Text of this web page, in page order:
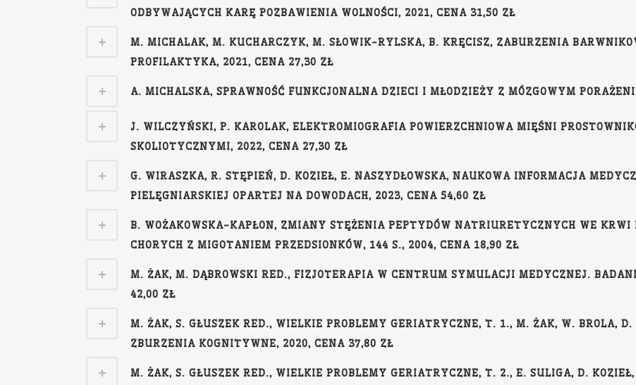
ODBYWAJĄCYCH KARĘ POZBAWIENIA WOLNOŚCI, 2021, CENA 31,50 ZŁ
M. MICHALAK, M. KUCHARCZYK, M. SŁOWIK-RYLSKA, B. KRĘCISZ, ZABURZENIA
PROFILAKTYKA, 2021, CENA 27,30 ZŁ
A. MICHALSKA, SPRAWNOŚĆ FUNKCJONALNA DZIECI I MŁODZIEŻY Z MÓZGOWYM
J. WILCZYŃSKI, P. KAROLAK, ELEKTROMIOGRAFIA POWIERZCHNIOWA MIĘŚNI
SKOLIOTYCZNYMI, 2022, CENA 27,30 ZŁ
G. WIRASZKA, R. STĘPIEŃ, D. KOZIEŁ, E. NASZYDŁOWSKA, NAUKOWA INFORMACJA
PIELĘGNIARSKIEJ OPARTEJ NA DOWODACH, 2023, CENA 54,60 ZŁ
B. WOŻAKOWSKA-KAPŁON, ZMIANY STĘŻENIA PEPTYDÓW NATRIURETYCZNYCH WE KRWI
CHORYCH Z MIGOTANIEM PRZEDSIONKÓW, 144 S., 2004, CENA 18,90 ZŁ
M. ŻAK, M. DĄBROWSKI RED., FIZJOTERAPIA W CENTRUM SYMULACJI MEDYCZNEJ.
42,00 ZŁ
M. ŻAK, S. GŁUSZEK RED., WIELKIE PROBLEMY GERIATRYCZNE, T. 1., M. ŻAK, W. BROLA,
ZBURZENIA KOGNITYWNE, 2020, CENA 37,80 ZŁ
M. ŻAK, S. GŁUSZEK RED., WIELKIE PROBLEMY GERIATRYCZNE, T. 2., E. SULIGA, D.